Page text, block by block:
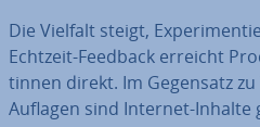
Die Vielfalt steigt,
Echtzeit-Feedback erreicht
tin­nen direkt. Im Gegensatz
Auflagen sind Internet-